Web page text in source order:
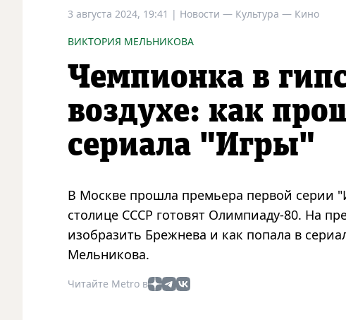
3 августа 2024, 19:41 | Новости — Культура — Кино
ВИКТОРИЯ МЕЛЬНИКОВА
Чемпионка в
воздухе: как
сериала "Игры"
В Москве прошла премьера первой серии
столице СССР готовят Олимпиаду-80. На
изобразить Брежнева и как попала в
Мельникова.
Читайте Metro в